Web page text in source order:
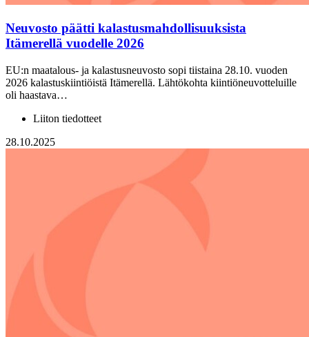
Neuvosto päätti kalastusmahdollisuuksista
Itämerellä vuodelle 2026
EU:n maatalous- ja kalastusneuvosto sopi tiistaina 28.10. vuoden
2026 kalastuskiintiöistä Itämerellä. Lähtökohta kiintiöneuvotteluille
oli haastava…
Liiton tiedotteet
28.10.2025